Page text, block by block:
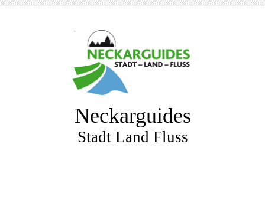
Neckarguides
Stadt Land Fluss